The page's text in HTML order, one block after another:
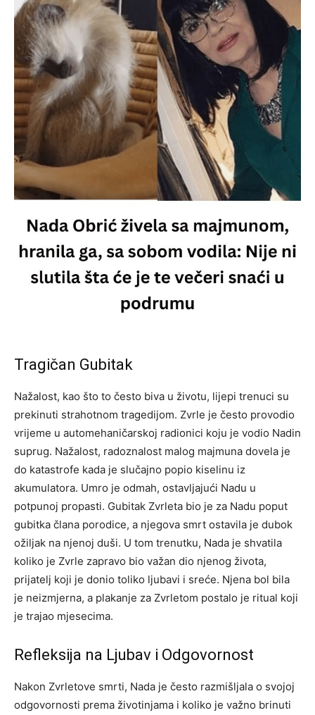
Tragičan Gubitak
Nažalost, kao što to često biva u životu, lijepi trenuci su
prekinuti strahotnom tragedijom. Zvrle je često provodio
vrijeme u automehaničarskoj radionici koju je vodio Nadin
suprug. Nažalost, radoznalost malog majmuna dovela je
do katastrofe kada je slučajno popio kiselinu iz
akumulatora. Umro je odmah, ostavljajući Nadu u
potpunoj propasti. Gubitak Zvrleta bio je za Nadu poput
gubitka člana porodice, a njegova smrt ostavila je dubok
ožiljak na njenoj duši. U tom trenutku, Nada je shvatila
koliko je Zvrle zapravo bio važan dio njenog života,
prijatelj koji je donio toliko ljubavi i sreće. Njena bol bila
je neizmjerna, a plakanje za Zvrletom postalo je ritual koji
je trajao mjesecima.
Refleksija na Ljubav i Odgovornost
Nakon Zvrletove smrti, Nada je često razmišljala o svojoj
odgovornosti prema životinjama i koliko je važno brinuti